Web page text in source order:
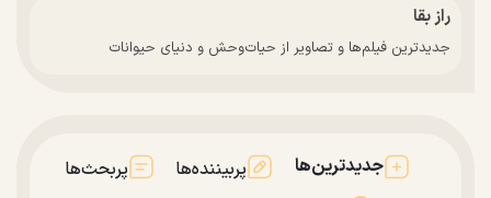
راز بقا
جدیدترین فیلم‌ها و تصاویر از حیات‌وحش و دنیای حیوانات
جدیدترین‌ها پربیننده‌ها پربحث‌ها